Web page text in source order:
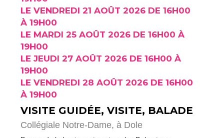
LE VENDREDI 21 AOÛT 2026 DE 16H00
À 19H00
LE MARDI 25 AOÛT 2026 DE 16H00 À
19H00
LE JEUDI 27 AOÛT 2026 DE 16H00 À
19H00
LE VENDREDI 28 AOÛT 2026 DE 16H00
À 19H00
VISITE GUIDÉE, VISITE, BALADE
Collégiale Notre-Dame, à Dole